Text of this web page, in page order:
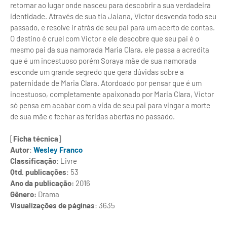
retornar ao lugar onde nasceu para descobrir a sua verdadeira
identidade. Através de sua tia Jaiana, Victor desvenda todo seu
passado, e resolve ir atrás de seu pai para um acerto de contas.
O destino é cruel com Victor e ele descobre que seu pai é o
mesmo pai da sua namorada Maria Clara, ele passa a acredita
que é um incestuoso porém Soraya mãe de sua namorada
esconde um grande segredo que gera dúvidas sobre a
paternidade de Maria Clara. Atordoado por pensar que é um
incestuoso, completamente apaixonado por Maria Clara, Victor
só pensa em acabar com a vida de seu pai para vingar a morte
de sua mãe e fechar as feridas abertas no passado.
[Ficha técnica]
Autor: Wesley Franco
Classificação: Livre
Qtd. publicações: 53
Ano da publicação: 2016
Gênero: Drama
Visualizações de páginas: 3635